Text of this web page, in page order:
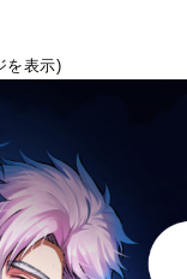
を表示)